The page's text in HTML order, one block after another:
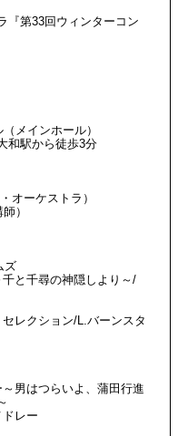
『第33回ウィンターコン
メインホール）
和駅から徒歩3分
オーケストラ）
）
ズ
と千尋の神隠しより～/
レクション/L.バーンスタ
男はつらいよ、蒲田行進
レー